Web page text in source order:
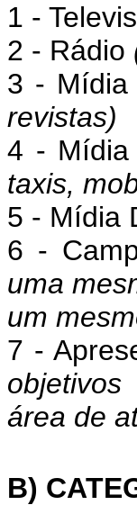
1 -
2 - Rádio
3 - Mídia
revistas)
4 - Mídia
taxis,
5 - Mídia
6 -
uma
um
7 -
área de
B)